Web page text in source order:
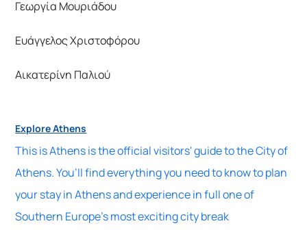
Γεωργία Μουριάδου
Ευάγγελος Χριστοφόρου
Αικατερίνη Παλιού
Explore Athens
This is Athens is the official visitors' guide to the City of
Athens. You’ll find everything you need to know to plan
your stay in Athens and experience in full one of
Southern Europe's most exciting city break